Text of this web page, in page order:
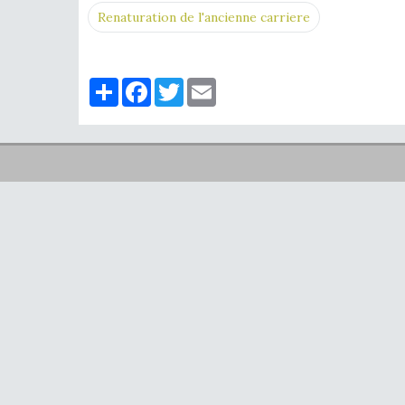
Renaturation de l'ancienne carriere
PartagerFacebook
Twitter